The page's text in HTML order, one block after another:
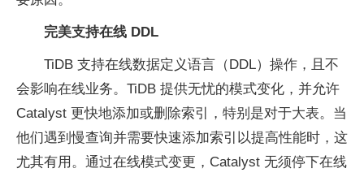
完美支持在线 DDL
TiDB 支持在线数据定义语言（DDL）操作，且不
会影响在线业务。TiDB 提供无忧的模式变化，并允许
Catalyst 更快地添加或删除索引，特别是对于大表。当
他们遇到慢查询并需要快速添加索引以提高性能时，这
尤其有用。通过在线模式变更，Catalyst 无须停下在线